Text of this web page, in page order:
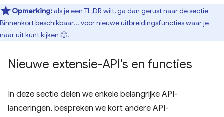
Opmerking:als je een TL;DR wilt, ga dan gerust naar de sectie
Binnenkort beschikbaar... voor nieuwe uitbreidingsfuncties waar je
naar uit kunt kijken 🙂.
Nieuwe extensie-API's en functies
In deze sectie delen we enkele belangrijke API-
lanceringen, bespreken we kort andere API-